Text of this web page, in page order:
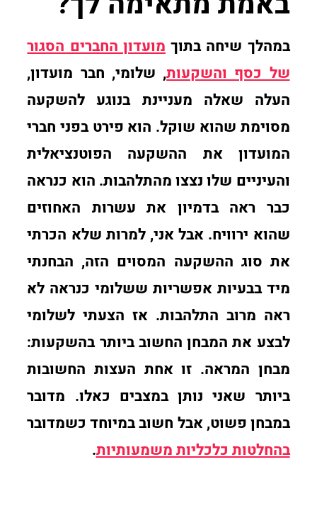
במהלך שיחה בתוךמועדון החברים הסגור
של כסף והשקעות, שלומי, חבר מועדון,
העלה שאלה מעניינת בנוגע להשקעה
מסוימת שהוא שוקל. הוא פירט בפני חברי
המועדון את ההשקעה הפוטנציאלית
והעיניים שלו נצצו מהתלהבות. הוא כנראה
כבר ראה בדמיון את עשרות האחוזים
שהוא ירוויח. אבל אני, למרות שלא הכרתי
את סוג ההשקעה המסוים הזה, הבחנתי
מיד בבעיות אפשריות ששלומי כנראה לא
ראה מרוב התלהבות. אז הצעתי לשלומי
לבצע את המבחן החשוב ביותר בהשקעות:
מבחן המראה. זו אחת העצות החשובות
ביותר שאני נותן במצבים כאלו. מדובר
במבחן פשוט, אבל חשוב במיוחד כשמדובר
בהחלטות כלכליות משמעותיות.